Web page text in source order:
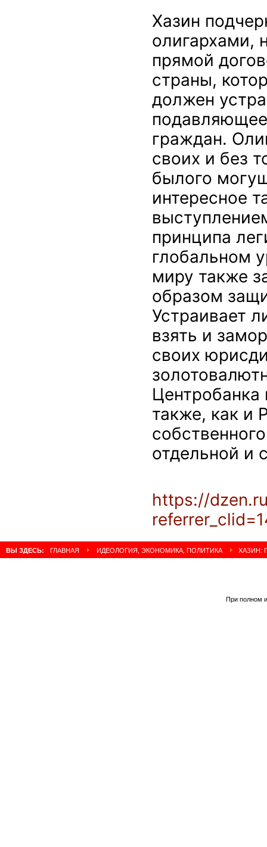
Хазин
олигархами,
прямой
страны,
должен
граждан.
своих и без
былого
интересное
принципа
глобальном
миру также
образом
Устраивает
взять и
своих
Центробанка
также, как и
отдельной и
https://
ВЫ ЗДЕСЬ: ГЛАВНАЯ ИДЕОЛОГИЯ, ЭКОНОМИКА, ПОЛИТИКА ХАЗИН:
При полном